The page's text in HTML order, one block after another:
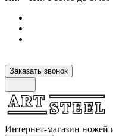
Заказать звонок
Интернет-магазин ножей